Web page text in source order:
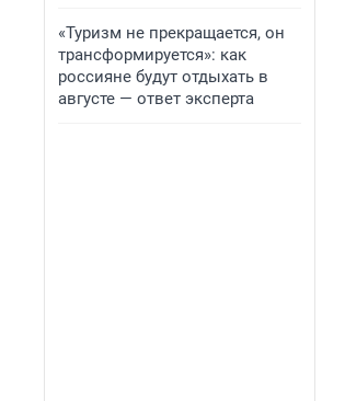
«Туризм не прекращается, он
трансформируется»: как
россияне будут отдыхать в
августе — ответ эксперта